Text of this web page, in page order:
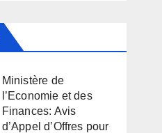
Ministère de
l’Economie et des
Finances: Avis
d’Appel d’Offres pour